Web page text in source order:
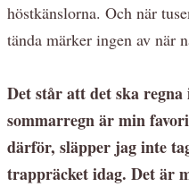
höstkänslorna. Och när
tända märker ingen av när
Det står att det ska
sommarregn är min
därför, släpper jag inte
trappräcket idag. Det är